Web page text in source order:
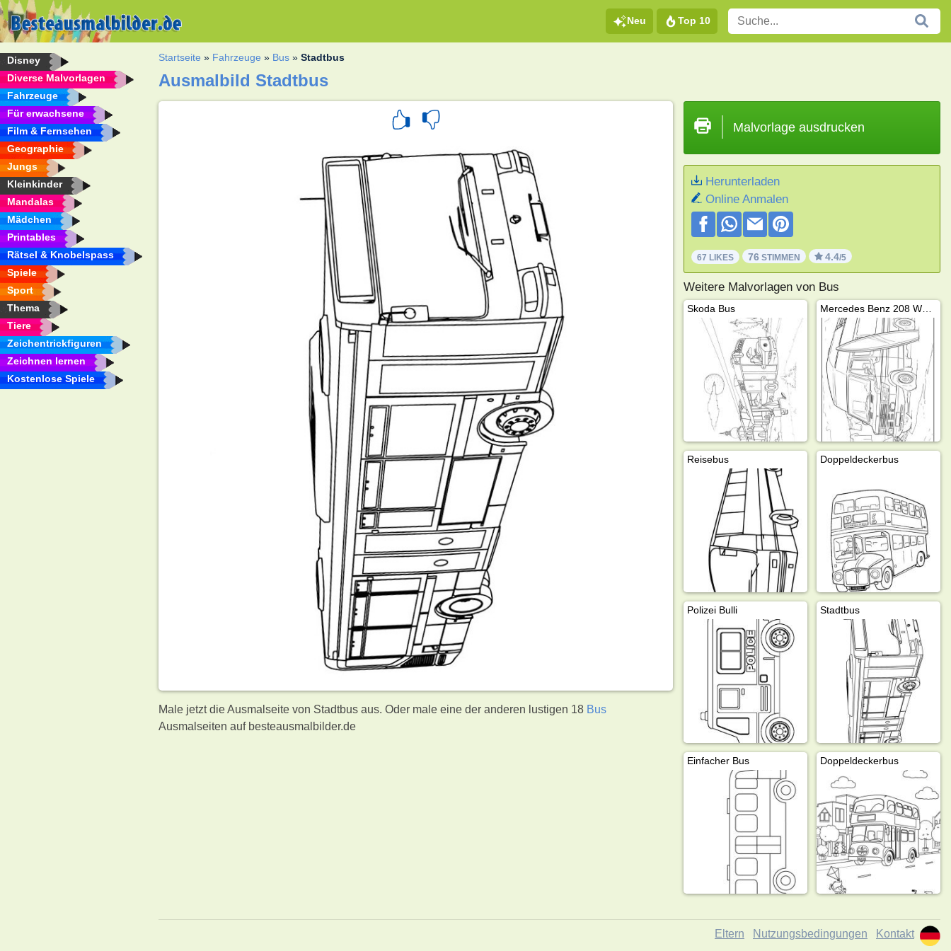
Neu Top 10
Disney
Diverse Malvorlagen
Fahrzeuge
Für erwachsene
Film & Fernsehen
Geographie
Jungs
Kleinkinder
Mandalas
Mädchen
Printables
Rätsel & Knobelspass
Spiele
Sport
Thema
Tiere
Zeichentrickfiguren
Zeichnen lernen
Kostenlose Spiele
Startseite » Fahrzeuge » Bus »Stadtbus
Ausmalbild Stadtbus
Male jetzt die Ausmalseite von Stadtbus aus. Oder male eine der anderen lustigen 18 Bus
Ausmalseiten auf besteausmalbilder.de
Malvorlage ausdrucken
Herunterladen
Online Anmalen
67 LIKES 76STIMMEN 4.4/5
Weitere Malvorlagen von Bus
Skoda Bus Mercedes Benz 208 Wohnmobil
Reisebus Doppeldeckerbus
Polizei Bulli Stadtbus
Einfacher Bus Doppeldeckerbus
Eltern Nutzungsbedingungen Kontakt